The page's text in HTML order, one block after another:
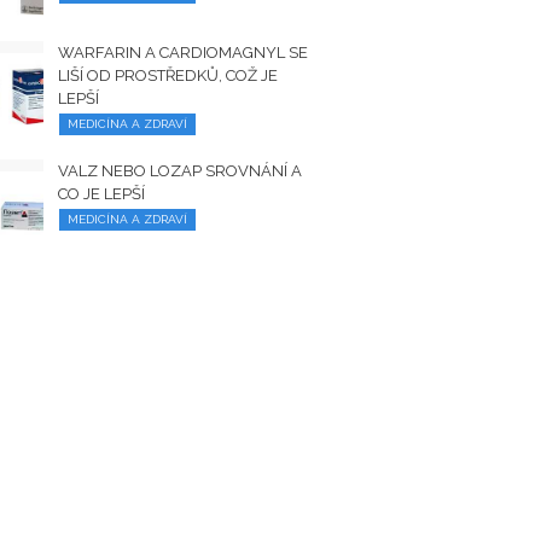
WARFARIN A CARDIOMAGNYL SE
LIŠÍ OD PROSTŘEDKŮ, COŽ JE
LEPŠÍ
MEDICÍNA A ZDRAVÍ
VALZ NEBO LOZAP SROVNÁNÍ A
CO JE LEPŠÍ
MEDICÍNA A ZDRAVÍ